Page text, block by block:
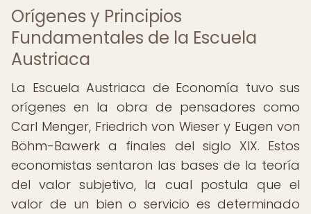
Orígenes y Principios
Fundamentales de la Escuela
Austriaca
La Escuela Austriaca de Economía tuvo sus
orígenes en la obra de pensadores como
Carl Menger, Friedrich von Wieser y Eugen von
Böhm-Bawerk a finales del siglo XIX. Estos
economistas sentaron las bases de la teoría
del valor subjetivo, la cual postula que el
valor de un bien o servicio es determinado